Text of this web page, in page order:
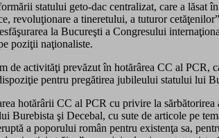
statului geto-dac centralizat, care a lăsat
revoluţionare a tineretului, a tuturor
la Bucureşti a Congresului
poziţii naţionaliste.
de activităţi prevăzut în hotărârea CC al PCR,
pentru pregătirea jubileului statului lui
hotărârii CC al PCR cu privire la
Burebista şi Decebal, cu sute de articole pe
a poporului român pentru existenţa sa,